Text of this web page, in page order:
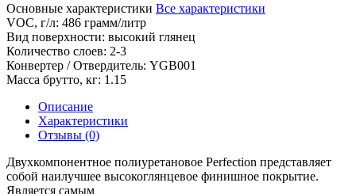
Основные характеристики Все характеристики
VOC, г/л: 486 грамм/литр
Вид поверхности: высокий глянец
Количество слоев: 2-3
Конвертер / Отвердитель: YGB001
Масса брутто, кг: 1.15
Описание
Характеристики
Отзывы (0)
Двухкомпонентное полиуретановое Perfection представляет
собой наилучшее высокоглянцевое финишное покрытие.
Является самым